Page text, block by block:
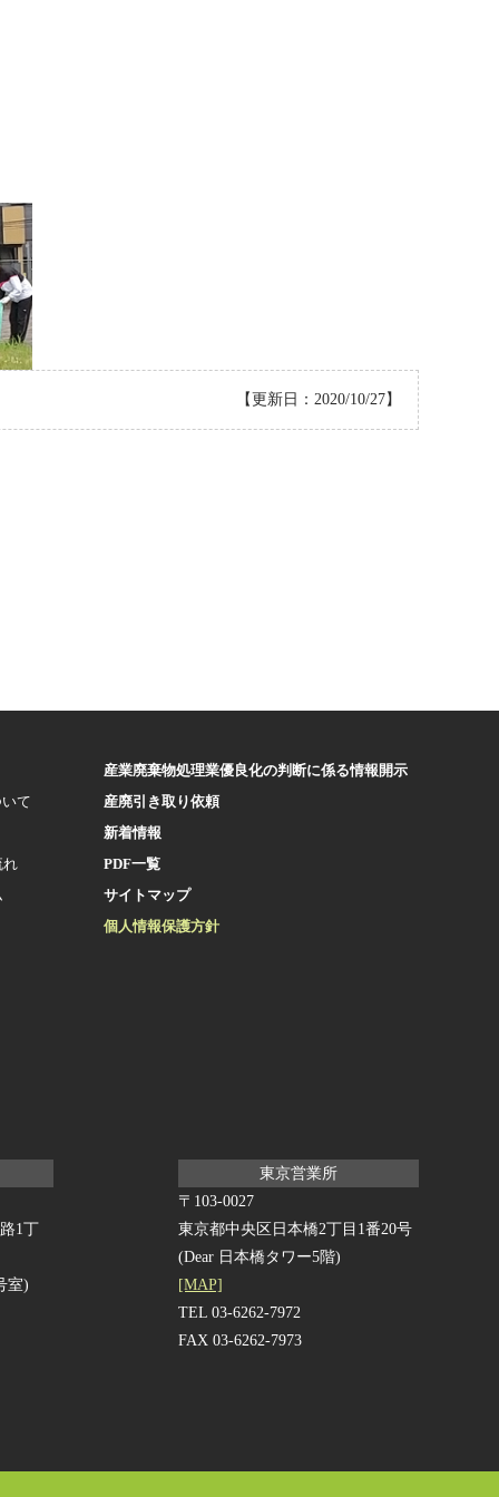
【更新日：2020/10/27】
て
れ
産業廃棄物処理業優良化の判断に係る情報開示
産廃引き取り依頼
新着情報
PDF一覧
サイトマップ
個人情報保護方針
1丁
室)
東京営業所
〒103-0027
東京都中央区日本橋2丁目1番20号
(Dear 日本橋タワー5階)
[MAP]
TEL 03-6262-7972
FAX 03-6262-7973